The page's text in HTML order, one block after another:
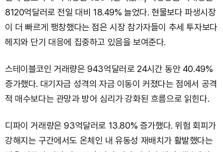
8120억달러로 전일 대비 18.49% 늘었다. 현물보다 파생시장
이 더 빠르게 팽창했다는 점은 시장 참가자들이 추세 투자보다
헤지와 단기 대응에 집중하고 있음을 보여준다.
스테이블코인 거래량은 943억달러로 24시간 동안 40.49%
증가했다. 대기자금 성격의 자금 이동이 커졌다는 점에서 공격
적 매수보다는 관망과 방어 심리가 강화된 흐름으로 읽힌다.
디파이 거래량은 93억달러로 13.80% 증가했다. 위험 회피가
강해지는 구간에서도 온체인 내 유동성 재배치가 활발했다는